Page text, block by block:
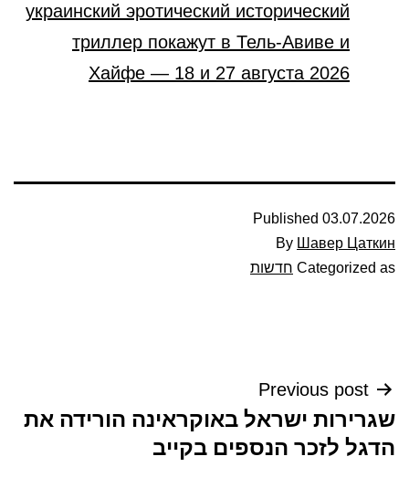
украинский эротический исторический
триллер покажут в Тель-Авиве и
Хайфе — 18 и 27 августа 2026
Published 03.07.2026
By Шавер Цаткин
Categorized as חדשות
ניווט
Previous post
שגרירות ישראל באוקראינה הורידה את
הדגל לזכר הנספים בקייב